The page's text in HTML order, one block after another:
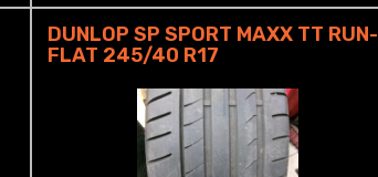
DUNLOP SP SPORT MAXX TT RUN-
FLAT 245/40 R17